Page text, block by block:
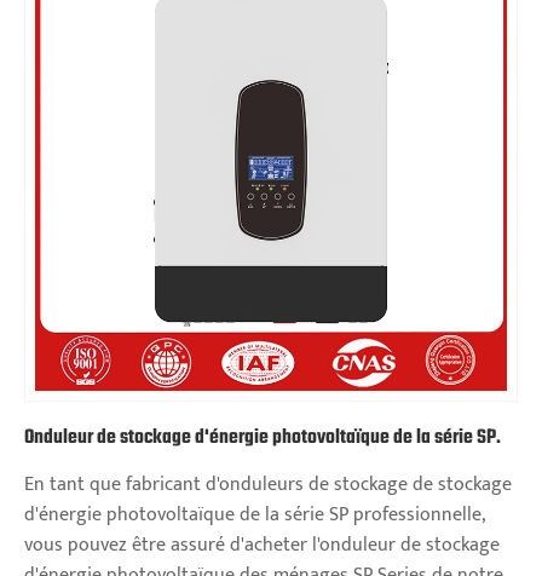
Onduleur de stockage d'énergie photovoltaïque de la série SP.
En tant que fabricant d'onduleurs de stockage de stockage
d'énergie photovoltaïque de la série SP professionnelle,
vous pouvez être assuré d'acheter l'onduleur de stockage